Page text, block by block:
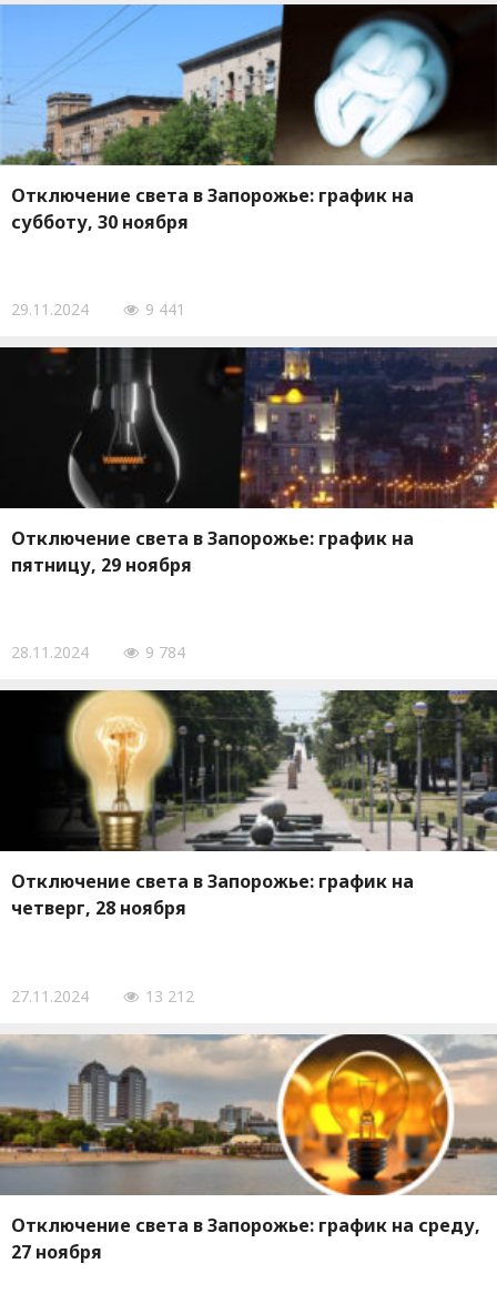
Отключение света в Запорожье: график на
субботу, 30 ноября
29.11.2024 9 441
Отключение света в Запорожье: график на
пятницу, 29 ноября
28.11.2024 9 784
Отключение света в Запорожье: график на
четверг, 28 ноября
27.11.2024 13 212
Отключение света в Запорожье: график на среду,
27 ноября